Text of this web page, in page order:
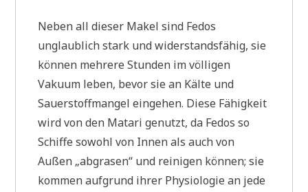
Neben all dieser Makel sind Fedos
unglaublich stark und widerstandsfähig, sie
können mehrere Stunden im völligen
Vakuum leben, bevor sie an Kälte und
Sauerstoffmangel eingehen. Diese Fähigkeit
wird von den Matari genutzt, da Fedos so
Schiffe sowohl von Innen als auch von
Außen „abgrasen“ und reinigen können; sie
kommen aufgrund ihrer Physiologie an jede